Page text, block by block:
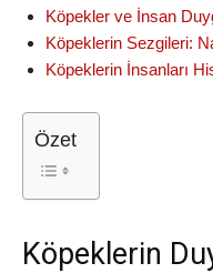
Köpekler ve İnsan
Köpeklerin Sezgileri:
Köpeklerin İnsanları
Özet
Köpeklerin